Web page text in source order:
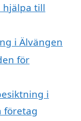
hjälpa till
i Älvängen
för
i
företag